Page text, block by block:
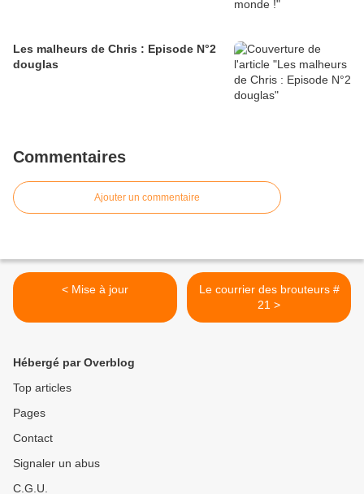
Les malheurs de Chris : Episode N°2
douglas
Commentaires
Ajouter un commentaire
< Mise à jour
Le courrier des brouteurs #
21 >
Hébergé par Overblog
Top articles
Pages
Contact
Signaler un abus
C.G.U.